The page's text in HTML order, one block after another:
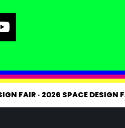
FAIR·2026 SPACE